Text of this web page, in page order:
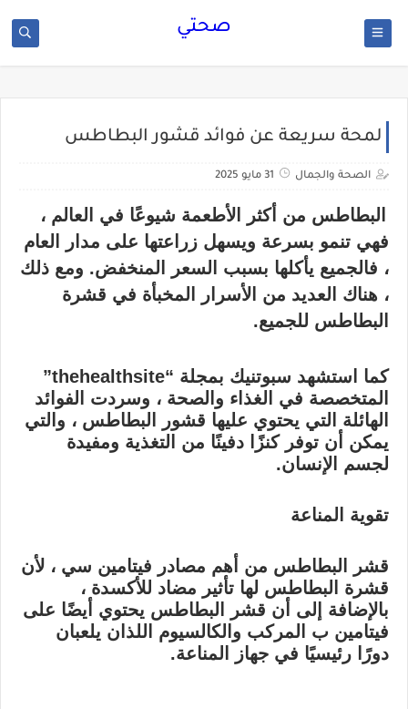
صحتي
لمحة سريعة عن فوائد قشور البطاطس
الصحة والجمال 31 مايو 2025
البطاطس من أكثر الأطعمة شيوعًا في العالم ،
فهي تنمو بسرعة ويسهل زراعتها على مدار العام
، فالجميع يأكلها بسبب السعر المنخفض. ومع ذلك
، هناك العديد من الأسرار المخبأة في قشرة
البطاطس للجميع.
كما استشهد سبوتنيك بمجلة “thehealthsite”
المتخصصة في الغذاء والصحة ، وسردت الفوائد
الهائلة التي يحتوي عليها قشور البطاطس ، والتي
يمكن أن توفر كنزًا دفينًا من التغذية ومفيدة
لجسم الإنسان.
تقوية المناعة
قشر البطاطس من أهم مصادر فيتامين سي ، لأن
قشرة البطاطس لها تأثير مضاد للأكسدة ،
بالإضافة إلى أن قشر البطاطس يحتوي أيضًا على
فيتامين ب المركب والكالسيوم اللذان يلعبان
دورًا رئيسيًا في جهاز المناعة.